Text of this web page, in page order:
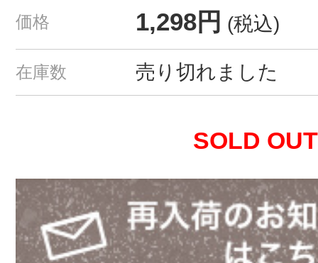
価格 1,298円 (税込)
在庫数 売り切れました
SOLD OUT